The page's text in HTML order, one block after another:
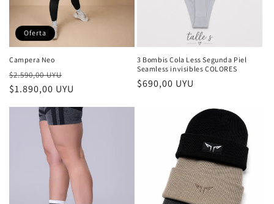
Oferta
Campera Neo
Precio
habitual
$2.590,00 UYU
de
$1.890,00 UYU
3 Bombis Cola Less Segunda Piel
Seamless invisibles COLORES
Precio
$690,00 UYU